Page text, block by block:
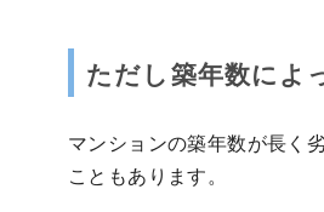
ただし築年数によ
マンションの築年数が長く
こともあります。